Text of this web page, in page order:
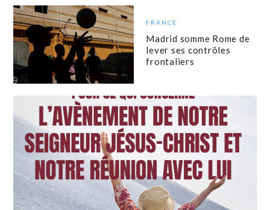
FRANCE
Madrid somme Rome de
lever ses contrôles
frontaliers